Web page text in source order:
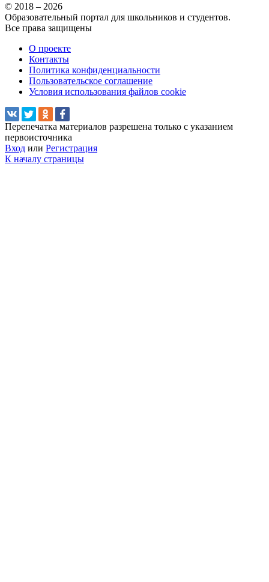
© 2018 – 2026
Образовательный портал для школьников и студентов.
Все права защищены
О проекте
Контакты
Политика конфиденциальности
Пользовательское соглашение
Условия использования файлов cookie
Перепечатка материалов разрешена только с указанием
первоисточника
Вход или Регистрация
К началу страницы